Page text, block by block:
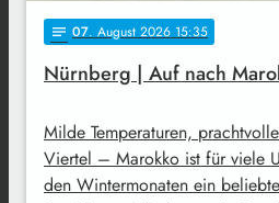
notes 07. August 2026 15:35
Nürnberg | Auf nach
Milde Temperaturen,
Viertel – Marokko ist für viele
den Wintermonaten ein